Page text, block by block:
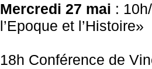
Mercredi 27 mai :
l’Epoque et l’Histoire»
18h Conférence de